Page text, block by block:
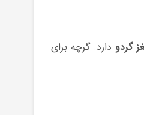
گردودارد. گرچه برای